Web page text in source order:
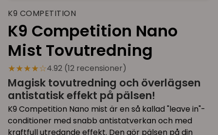
K9 COMPETITION
K9 Competition Nano
Mist Tovutredning
★★★★☆4.92 (12 recensioner)
Magisk tovutredning och överlägsen
antistatisk effekt på pälsen!
K9 Competition Nano mist är en så kallad "leave in"-
conditioner med snabb antistatverkan och med
kraftfull utredande effekt. Den gör pälsen på din